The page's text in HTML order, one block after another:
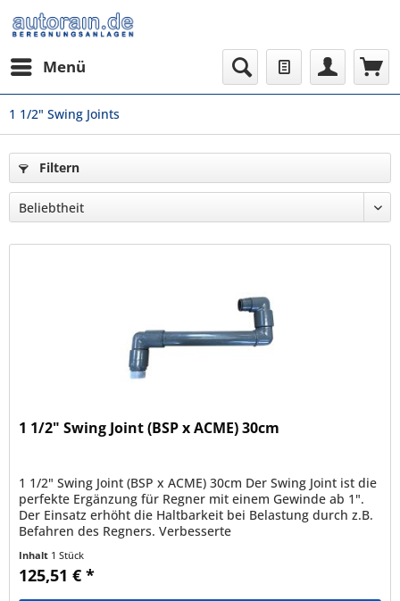
Menü
1 1/2" Swing Joints
Filtern
1 1/2" Swing Joint (BSP x ACME) 30cm
1 1/2" Swing Joint (BSP x ACME) 30cm Der Swing Joint ist die
perfekte Ergänzung für Regner mit einem Gewinde ab 1".
Der Einsatz erhöht die Haltbarkeit bei Belastung durch z.B.
Befahren des Regners. Verbesserte
Inhalt 1 Stück
125,51 € *